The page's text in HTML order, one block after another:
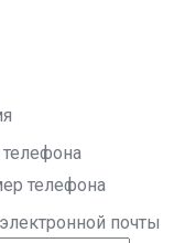
телефона
почты